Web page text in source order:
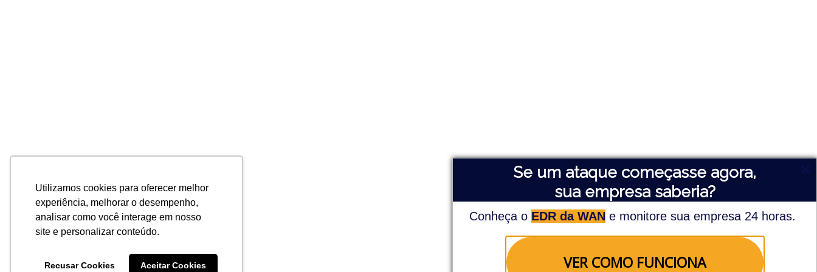
S e um ataque começasse agora,
sua empresa saberia?
Conheça o EDR da WAN e monitore sua empresa 24 horas.
VER COMO FUNCIONA
Utilizamos cookies para oferecer melhor
experiência, melhorar o desempenho,
analisar como você interage em nosso
site e personalizar conteúdo.
Recusar Cookies Aceitar Cookies